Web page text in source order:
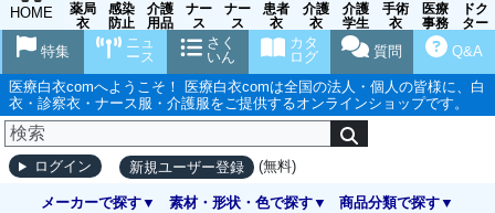
HOME
薬局
衣
感染
防止
用品
介護
用品
ナー
ス
グッ
ズ
ナー
ス
ウェ
ア
患者
衣
介護
衣
介護
学生
実習
衣
手術
衣
医療
事務
受付
ドク
ター
ア
Q&A
質問
カタ
ログ
さく
いん
ニュ
ース
特集
医療白衣comへようこそ！ 医療白衣comは全国の法人・個人の皆様に、白
衣・診察衣・ナース服・介護服をご提供するオンラインショップです。
ログイン 新規ユーザー登録 (無料)
メーカーで探す 素材・形状・色で探す 商品分類で探す